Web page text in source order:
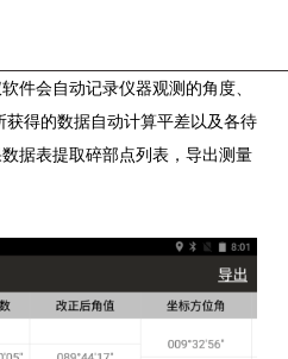
件会自动记录仪器观测的角度、
得的数据自动计算平差以及各待
据表提取碎部点列表，导出测量